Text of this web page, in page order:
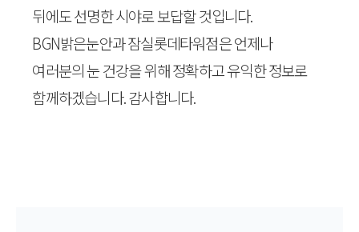
뒤에도 선명한 시야로 보답할 것입니다.
BGN밝은눈안과 잠실롯데타워점은 언제나
여러분의 눈 건강을 위해 정확하고 유익한 정보로
함께하겠습니다. 감사합니다.